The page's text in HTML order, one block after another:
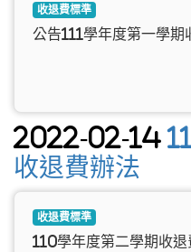
收退費標準
公告111學年度第一學期
2022-02-14
收退費辦法
收退費標準
110學年度第二學期收退